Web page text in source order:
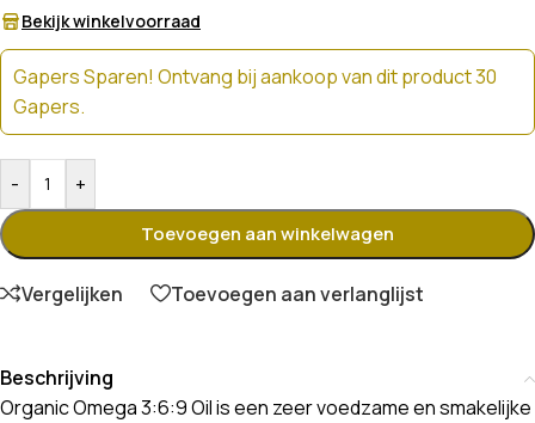
Bekijk winkelvoorraad
Gapers Sparen! Ontvang bij aankoop van dit product 30
Gapers.
- +
Toevoegen aan winkelwagen
Vergelijken Toevoegen aan verlanglijst
Beschrijving
Organic Omega 3:6:9 Oil is een zeer voedzame en smakelijke